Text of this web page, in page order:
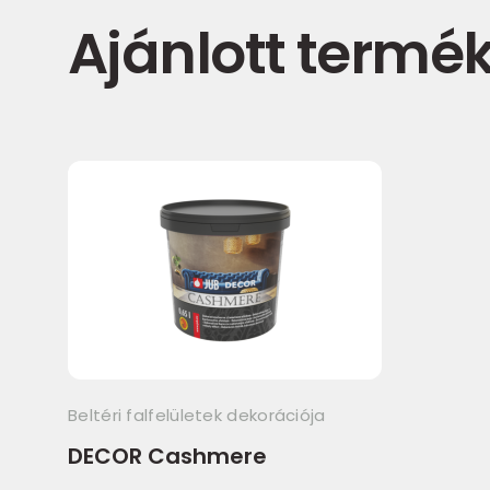
Ajánlott
Beltéri falfelületek dekorációja
DECOR Cashmere